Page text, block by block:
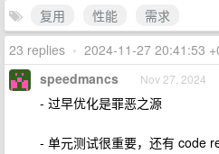
复用
性能
需求
23 replies • 2024-11-27 20:41:53
speedmancs Nov 27, 2024
- 过早优化是罪恶之源
- 单元测试很重要，还有 code